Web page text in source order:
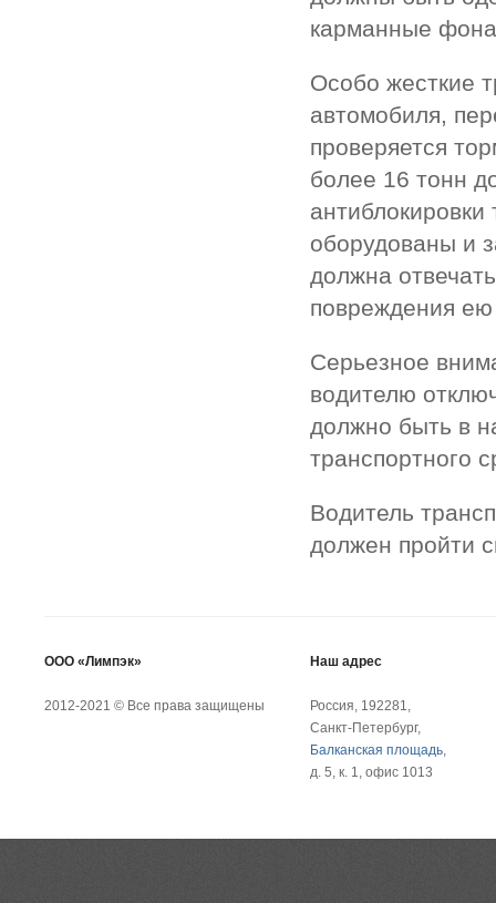
карманные
Особо жесткие
автомобиля,
проверяется
более 16 тонн
оборудованы и
должна
повреждения ею
Серьезное
водителю
должно быть в
транспортного
Водитель
должен пройти
ООО «Лимпэк»
2012-2021 © Все права защищены
Наш адрес
Россия, 192281,
Санкт-Петербург,
Балканская площадь,
д. 5, к. 1, офис 1013